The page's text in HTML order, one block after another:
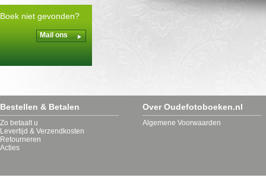
Ten Boer
Uithuizermeeden
Wagenborg
Winschoten
Zuidhorn
Boek niet gevonden?
Mail ons
Bestellen & Betalen
Zo betaalt u
Levertijd & Verzendkosten
Retourneren
Acties
Over Oudefotoboeken.nl
Algemene Voorwaarden